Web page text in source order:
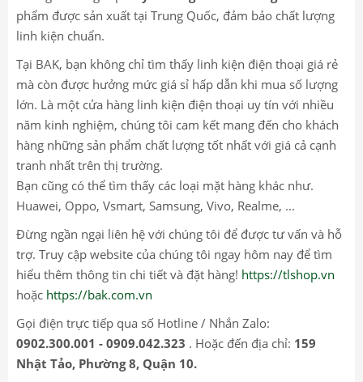
phẩm được sản xuất tại Trung Quốc, đảm bảo chất lượng
linh kiện chuẩn.
Tại BAK, bạn không chỉ tìm thấy linh kiện điện thoại giá rẻ
mà còn được hưởng mức giá sỉ hấp dẫn khi mua số lượng
lớn. Là một cửa hàng linh kiện điện thoại uy tín với nhiều
năm kinh nghiệm, chúng tôi cam kết mang đến cho khách
hàng những sản phẩm chất lượng tốt nhất với giá cả cạnh
tranh nhất trên thị trường.
Bạn cũng có thể tìm thấy các loại mặt hàng khác như.
Huawei, Oppo, Vsmart, Samsung, Vivo, Realme, ...
Đừng ngần ngại liên hệ với chúng tôi để được tư vấn và hỗ
trợ. Truy cập website của chúng tôi ngay hôm nay để tìm
hiểu thêm thông tin chi tiết và đặt hàng! https://tlshop.vn
hoặc https://bak.com.vn
Gọi điện trực tiếp qua số Hotline / Nhắn Zalo:
0902.300.001 - 0909.042.323 . Hoặc đến địa chỉ: 159
Nhật Tảo, Phường 8, Quận 10.